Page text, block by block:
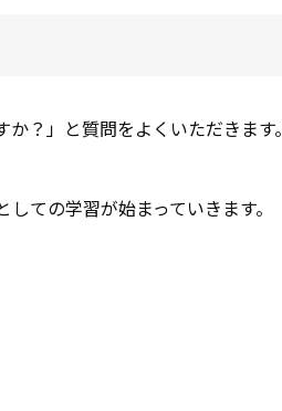
？」と質問をよくいただきます。
ての学習が始まっていきます。